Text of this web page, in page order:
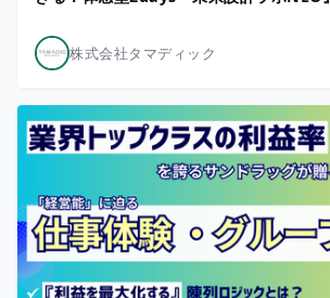
株式会社タマディック